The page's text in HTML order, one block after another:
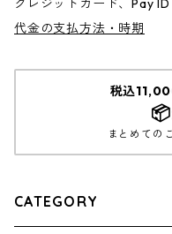
クレジットカード、Pay
代金の支払方法・時期
税込
まとめての
CATEGORY